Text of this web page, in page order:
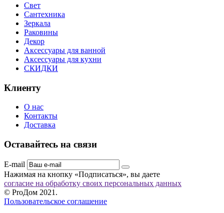
Свет
Сантехника
Зеркала
Раковины
Декор
Аксессуары для ванной
Аксессуары для кухни
СКИДКИ
Клиенту
О нас
Контакты
Доставка
Оставайтесь на связи
E-mail
Нажимая на кнопку «Подписаться», вы даете
согласие на обработку своих персональных данных
© ProДом 2021.
Пользовательское соглашение